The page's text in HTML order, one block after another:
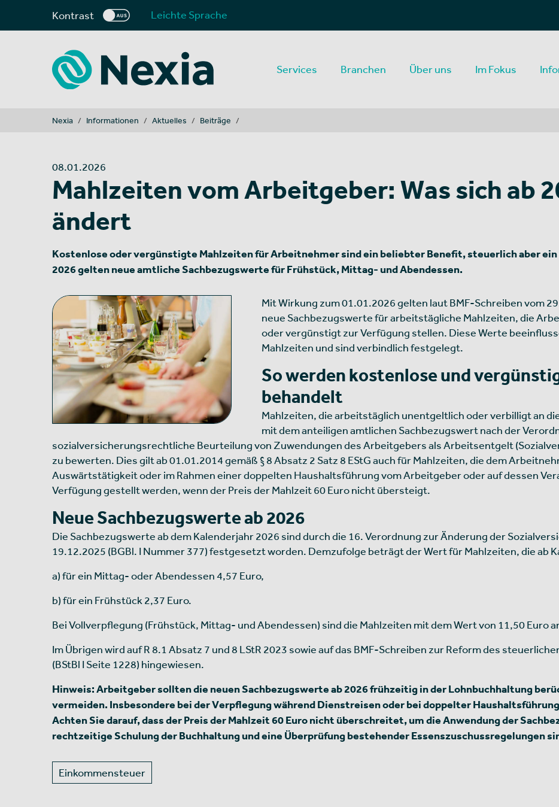
Kontrast Leichte Sprache
Services Branchen Über uns Im Fokus
You are here:
Nexia Informationen Aktuelles Beiträge
08.01.2026
Mahlzeiten vom Arbeitgeber: Was sich ab
ändert
Kostenlose oder vergünstigte Mahlzeiten für Arbeitnehmer sind ein beliebter Benefit, steuerlich aber ein
2026 gelten neue amtliche Sachbezugswerte für Frühstück, Mittag- und Abendessen.
Mit Wirkung zum 01.01.2026 gelten laut BMF-Schreiben vom
neue Sachbezugswerte für arbeitstägliche Mahlzeiten, die
oder vergünstigt zur Verfügung stellen. Diese Werte
Mahlzeiten und sind verbindlich festgelegt.
So werden kostenlose und
behandelt
Mahlzeiten, die arbeitstäglich unentgeltlich oder verbilligt an
mit dem anteiligen amtlichen Sachbezugswert nach der
sozialversicherungsrechtliche Beurteilung von Zuwendungen des Arbeitgebers als Arbeitsentgelt
zu bewerten. Dies gilt ab 01.01.2014 gemäß § 8 Absatz 2 Satz 8 EStG auch für Mahlzeiten, die dem
Auswärtstätigkeit oder im Rahmen einer doppelten Haushaltsführung vom Arbeitgeber oder auf dessen
Verfügung gestellt werden, wenn der Preis der Mahlzeit 60 Euro nicht übersteigt.
Neue Sachbezugswerte ab 2026
Die Sachbezugswerte ab dem Kalenderjahr 2026 sind durch die 16. Verordnung zur Änderung der
19.12.2025 (BGBl. I Nummer 377) festgesetzt worden. Demzufolge beträgt der Wert für Mahlzeiten, die ab
a) für ein Mittag- oder Abendessen 4,57 Euro,
b) für ein Frühstück 2,37 Euro.
Bei Vollverpflegung (Frühstück, Mittag- und Abendessen) sind die Mahlzeiten mit dem Wert von 11,50 Euro
Im Übrigen wird auf R 8.1 Absatz 7 und 8 LStR 2023 sowie auf das BMF-Schreiben zur Reform des
(BStBl I Seite 1228) hingewiesen.
Hinweis:Arbeitgeber sollten die neuen Sachbezugswerte ab 2026 frühzeitig in der Lohnbuchhaltung
vermeiden. Insbesondere bei der Verpflegung während Dienstreisen oder bei doppelter
Achten Sie darauf, dass der Preis der Mahlzeit 60 Euro nicht überschreitet, um die Anwendung der
rechtzeitige Schulung der Buchhaltung und eine Überprüfung bestehender Essenszuschussregelungen
Einkommensteuer